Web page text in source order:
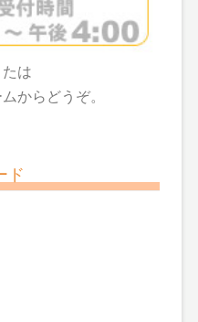
は
からどうぞ。
ド